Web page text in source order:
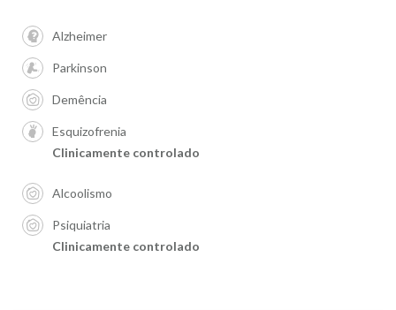
Alzheimer
Parkinson
Demência
Esquizofrenia
Clinicamente controlado
Alcoolismo
Psiquiatria
Clinicamente controlado